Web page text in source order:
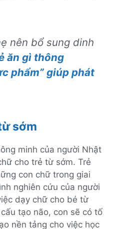
nên bổ sung dinh
ăn gì thông
phẩm” giúp phát
sớm
minh của người Nhật
cho trẻ từ sớm. Trẻ
con chữ trong giai
nghiên cứu của người
dạy chữ cho bé từ
tạo não, con sẽ có tố
nền tảng cho việc học